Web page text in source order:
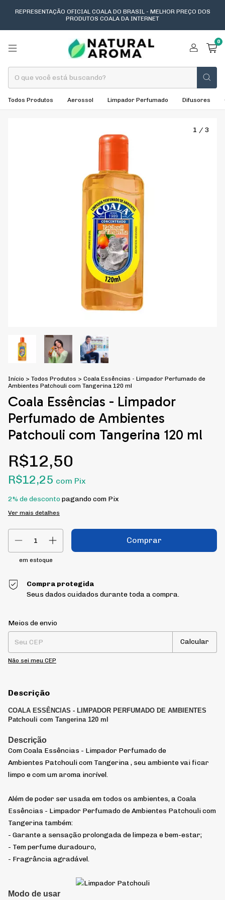
REPRESENTAÇÃO OFICIAL COALA DO BRASIL - MELHOR PREÇO DOS
PRODUTOS COALA DA INTERNET
0
Todos Produtos Aerossol Limpador Perfumado Difusores
1 / 3
Início > Todos Produtos > Coala Essências - Limpador Perfumado de
Ambientes Patchouli com Tangerina 120 ml
Coala Essências - Limpador
Perfumado de Ambientes
Patchouli com Tangerina 120 ml
R$12,50
R$12,25 com Pix
2% de descontopagando com Pix
Ver mais detalhes
em estoque
Compra protegida
Seus dados cuidados durante toda a compra.
Entregas para o CEP:
Meios de envio
Calcular
Não sei meu CEP
Descrição
COALA ESSÊNCIAS - LIMPADOR PERFUMADO DE AMBIENTES
Patchouli com Tangerina 120 ml
Descrição
Com Coala Essências - Limpador Perfumado de
Ambientes Patchouli com Tangerina , seu ambiente vai ficar
limpo e com um aroma incrível.
Além de poder ser usada em todos os ambientes, a Coala
Essências - Limpador Perfumado de Ambientes Patchouli com
Tangerina também:
- Garante a sensação prolongada de limpeza e bem-estar;
- Tem perfume duradouro,
- Fragrância agradável.
Modo de usar